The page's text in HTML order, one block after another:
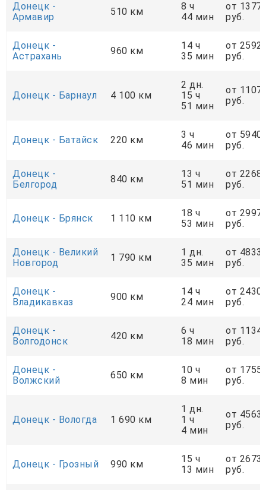
Донецк -
Армавир
510 км
8 ч
44 мин
от
руб.
Донецк -
Астрахань
960 км
14 ч
35 мин
от
руб.
Донецк - Барнаул 4 100 км
2 дн.
15 ч
51 мин
от
руб.
Донецк - Батайск 220 км
3 ч
46 мин
от 5940
руб.
Донецк -
Белгород
840 км
13 ч
51 мин
от
руб.
Донецк - Брянск 1 110 км
18 ч
53 мин
от
руб.
Донецк - Великий
Новгород
1 790 км
1 дн.
35 мин
от
руб.
Донецк -
Владикавказ
900 км
14 ч
24 мин
от
руб.
Донецк -
Волгодонск
420 км
6 ч
18 мин
от
руб.
Донецк -
Волжский
650 км
10 ч
8 мин
от
руб.
Донецк - Вологда 1 690 км
1 дн.
1 ч
4 мин
от
руб.
Донецк - Грозный 990 км
15 ч
13 мин
от
руб.